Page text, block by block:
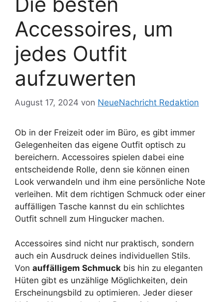
Accessoires, um
jedes Outfit
aufzuwerten
August 17, 2024 von NeueNachricht Redaktion
Ob in der Freizeit oder im Büro, es gibt immer
Gelegenheiten das eigene Outfit optisch zu
bereichern. Accessoires spielen dabei eine
entscheidende Rolle, denn sie können einen
Look verwandeln und ihm eine persönliche Note
verleihen. Mit dem richtigen Schmuck oder einer
auffälligen Tasche kannst du ein schlichtes
Outfit schnell zum Hingucker machen.
Accessoires sind nicht nur praktisch, sondern
auch ein Ausdruck deines individuellen Stils.
Von auffälligem Schmuck bis hin zu eleganten
Hüten gibt es unzählige Möglichkeiten, dein
Erscheinungsbild zu optimieren. Jeder dieser